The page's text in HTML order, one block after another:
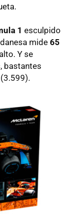
1 esculpido
mide65
Y se
, bastantes